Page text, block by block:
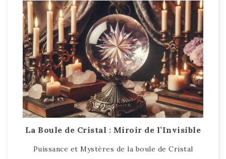
La Boule de Cristal : Miroir de l’Invisible
Puissance et Mystères de la boule de Cristal